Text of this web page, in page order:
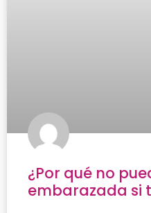
¿Por qué no
embarazada si